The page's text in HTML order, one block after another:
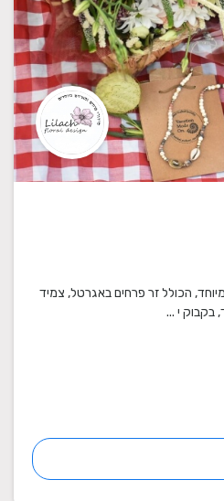
הכולל זר פרחים באגרטל, צמיד
בקבוק י ...